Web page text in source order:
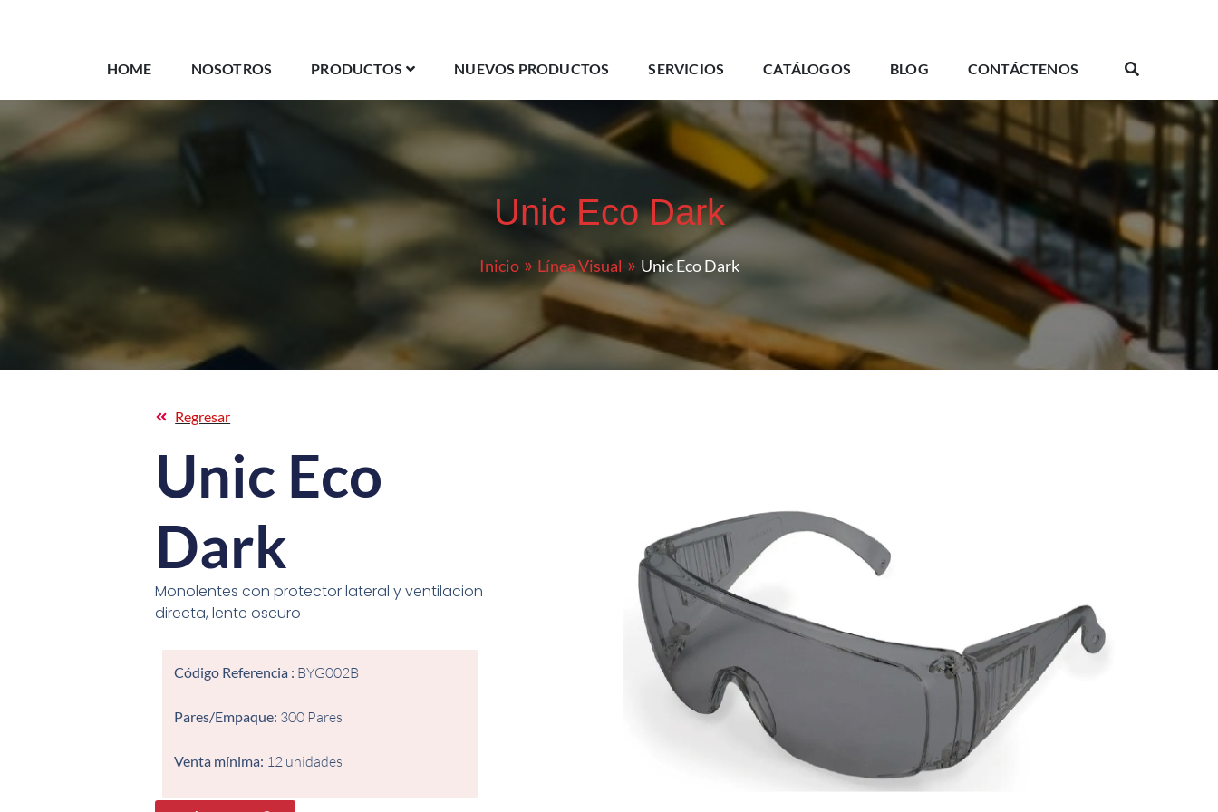
HOME NOSOTROS PRODUCTOS NUEVOS PRODUCTOS SERVICIOS CATÁLOGOS BLOG CONTÁCTENOS
Unic Eco Dark
Inicio Línea Visual Unic Eco Dark
Unic Eco
Dark
Monolentes con protector lateral y ventilacion
directa, lente oscuro
Código Referencia : BYG002B
Pares/Empaque: 300 Pares
Venta mínima: 12 unidades
Regresar